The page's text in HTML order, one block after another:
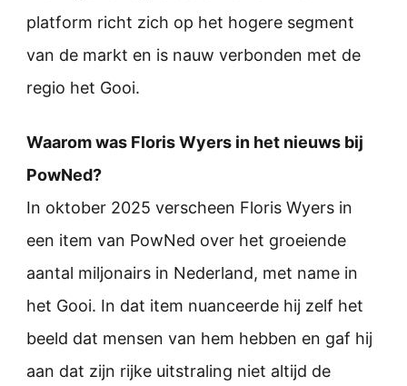
platform richt zich op het hogere segment
van de markt en is nauw verbonden met de
regio het Gooi.
Waarom was Floris Wyers in het nieuws bij
PowNed?
In oktober 2025 verscheen Floris Wyers in
een item van PowNed over het groeiende
aantal miljonairs in Nederland, met name in
het Gooi. In dat item nuanceerde hij zelf het
beeld dat mensen van hem hebben en gaf hij
aan dat zijn rijke uitstraling niet altijd de